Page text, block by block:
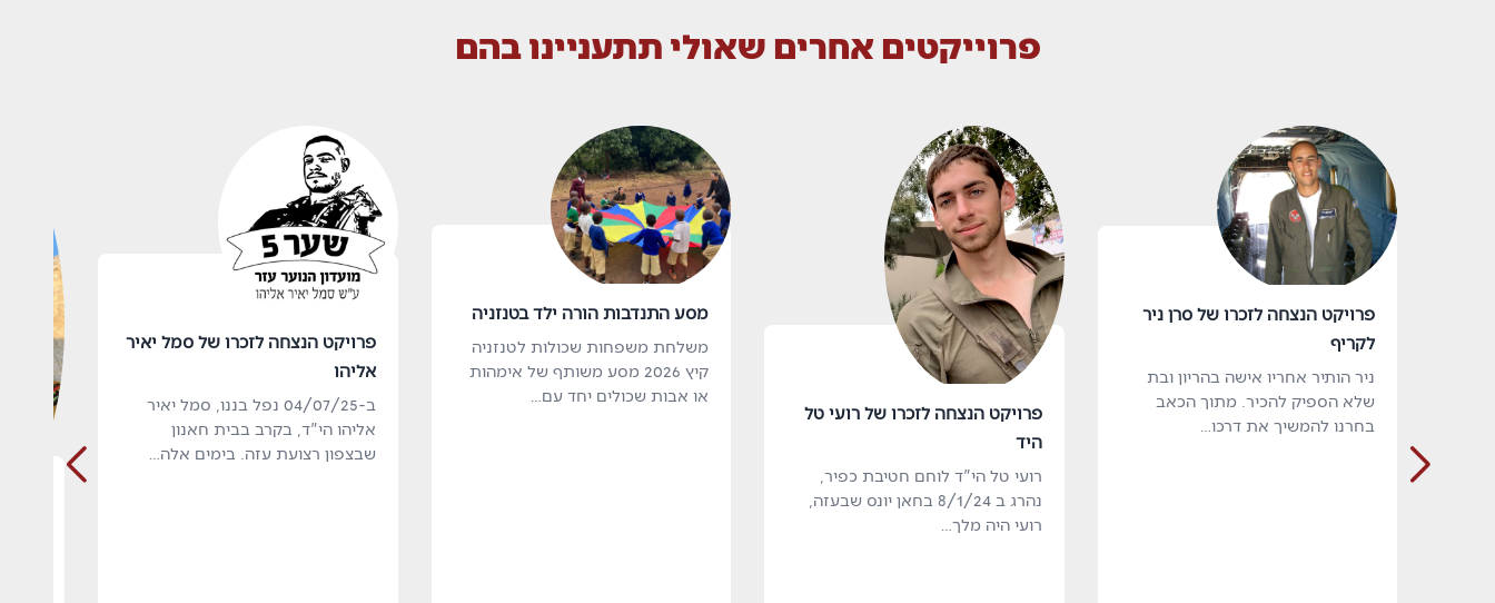
פרוייקטים אחרים שאולי תתעניינו בהם
פרויקט הנצחה לזכרו של סרן ניר
לקריף
ניר הותיר אחריו אישה בהריון ובת
שלא הספיק להכיר. מתוך הכאב
בחרנו להמשיך את דרכו…
פרויקט הנצחה לזכרו של רועי טל
היד
רועי טל הי"ד לוחם חטיבת כפיר,
נהרג ב 8/1/24 בחאן יונס שבעזה,
רועי היה מלך…
מסע התנדבות הורה ילד בטנזניה
משלחת משפחות שכולות לטנזניה
קיץ 2026 מסע משותף של אימהות
או אבות שכולים יחד עם…
פרויקט הנצחה לזכרו של סמל יאיר
אליהו
ב-04/07/25 נפל בננו, סמל יאיר
אליהו הי"ד, בקרב בבית חאנון
שבצפון רצועת עזה. בימים אלה…